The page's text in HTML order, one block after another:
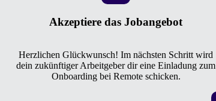
Akzeptiere das Jobangebot
Herzlichen Glückwunsch! Im nächsten Schritt wird
dein zukünftiger Arbeitgeber dir eine Einladung zum
Onboarding bei Remote schicken.